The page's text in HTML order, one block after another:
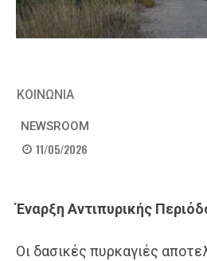
ΚΟΙΝΩΝΙΑ
NEWSROOM
11/05/2026
Έναρξη Αντιπυρικής
Οι δασικές πυρκαγιές